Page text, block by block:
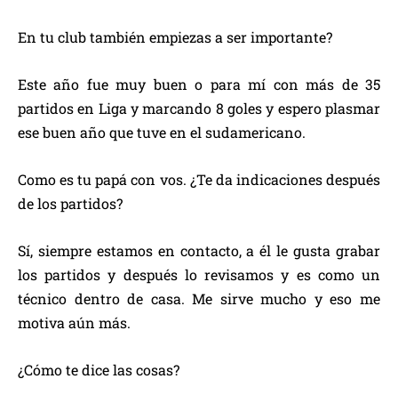
En tu club también empiezas a ser importante?
Este año fue muy buen o para mí con más de 35
partidos en Liga y marcando 8 goles y espero plasmar
ese buen año que tuve en el sudamericano.
Como es tu papá con vos. ¿Te da indicaciones después
de los partidos?
Sí, siempre estamos en contacto, a él le gusta grabar
los partidos y después lo revisamos y es como un
técnico dentro de casa. Me sirve mucho y eso me
motiva aún más.
¿Cómo te dice las cosas?